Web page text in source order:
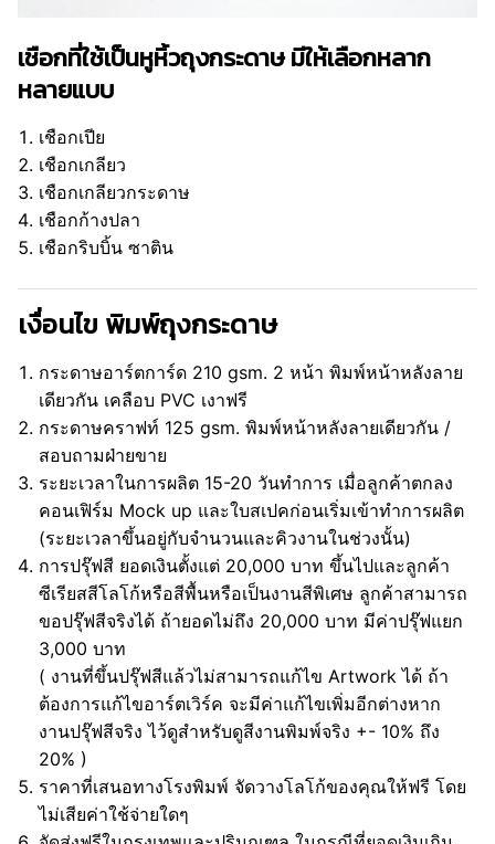
เชือกที่ใช้เป็นหูหิ้วถุงกระดาษ มีให้เลือกหลาก
หลายแบบ
เชือกเปีย
เชือกเกลียว
เชือกเกลียวกระดาษ
เชือกก้างปลา
เชือกริบบิ้น ซาติน
เงื่อนไข พิมพ์ถุงกระดาษ
กระดาษอาร์ตการ์ด 210 gsm. 2 หน้า พิมพ์หน้าหลังลาย
เดียวกัน เคลือบ PVC เงาฟรี
กระดาษคราฟท์ 125 gsm. พิมพ์หน้าหลังลายเดียวกัน /
สอบถามฝ่ายขาย
ระยะเวลาในการผลิต 15-20 วันทำการ เมื่อลูกค้าตกลง
คอนเฟิร์ม Mock up และใบสเปคก่อนเริ่มเข้าทำการผลิต
(ระยะเวลาขึ้นอยู่กับจำนวนและคิวงานในช่วงนั้น)
การปรุ๊ฟสี ยอดเงินตั้งแต่ 20,000 บาท ขึ้นไปและลูกค้า
ซีเรียสสีโลโก้หรือสีพื้นหรือเป็นงานสีพิเศษ ลูกค้าสามารถ
ขอปรุ๊ฟสีจริงได้ ถ้ายอดไม่ถึง 20,000 บาท มีค่าปรุ๊ฟแยก
3,000 บาท
( งานที่ขึ้นปรุ๊ฟสีแล้วไม่สามารถแก้ไข Artwork ได้ ถ้า
ต้องการแก้ไขอาร์ตเวิร์ค จะมีค่าแก้ไขเพิ่มอีกต่างหาก
งานปรุ๊ฟสีจริง ไว้ดูสำหรับดูสีงานพิมพ์จริง +- 10% ถึง
20% )
ราคาที่เสนอทางโรงพิมพ์ จัดวางโลโก้ของคุณให้ฟรี โดย
ไม่เสียค่าใช้จ่ายใดๆ